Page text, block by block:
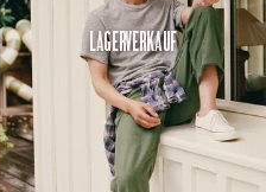
Lagerverkauf